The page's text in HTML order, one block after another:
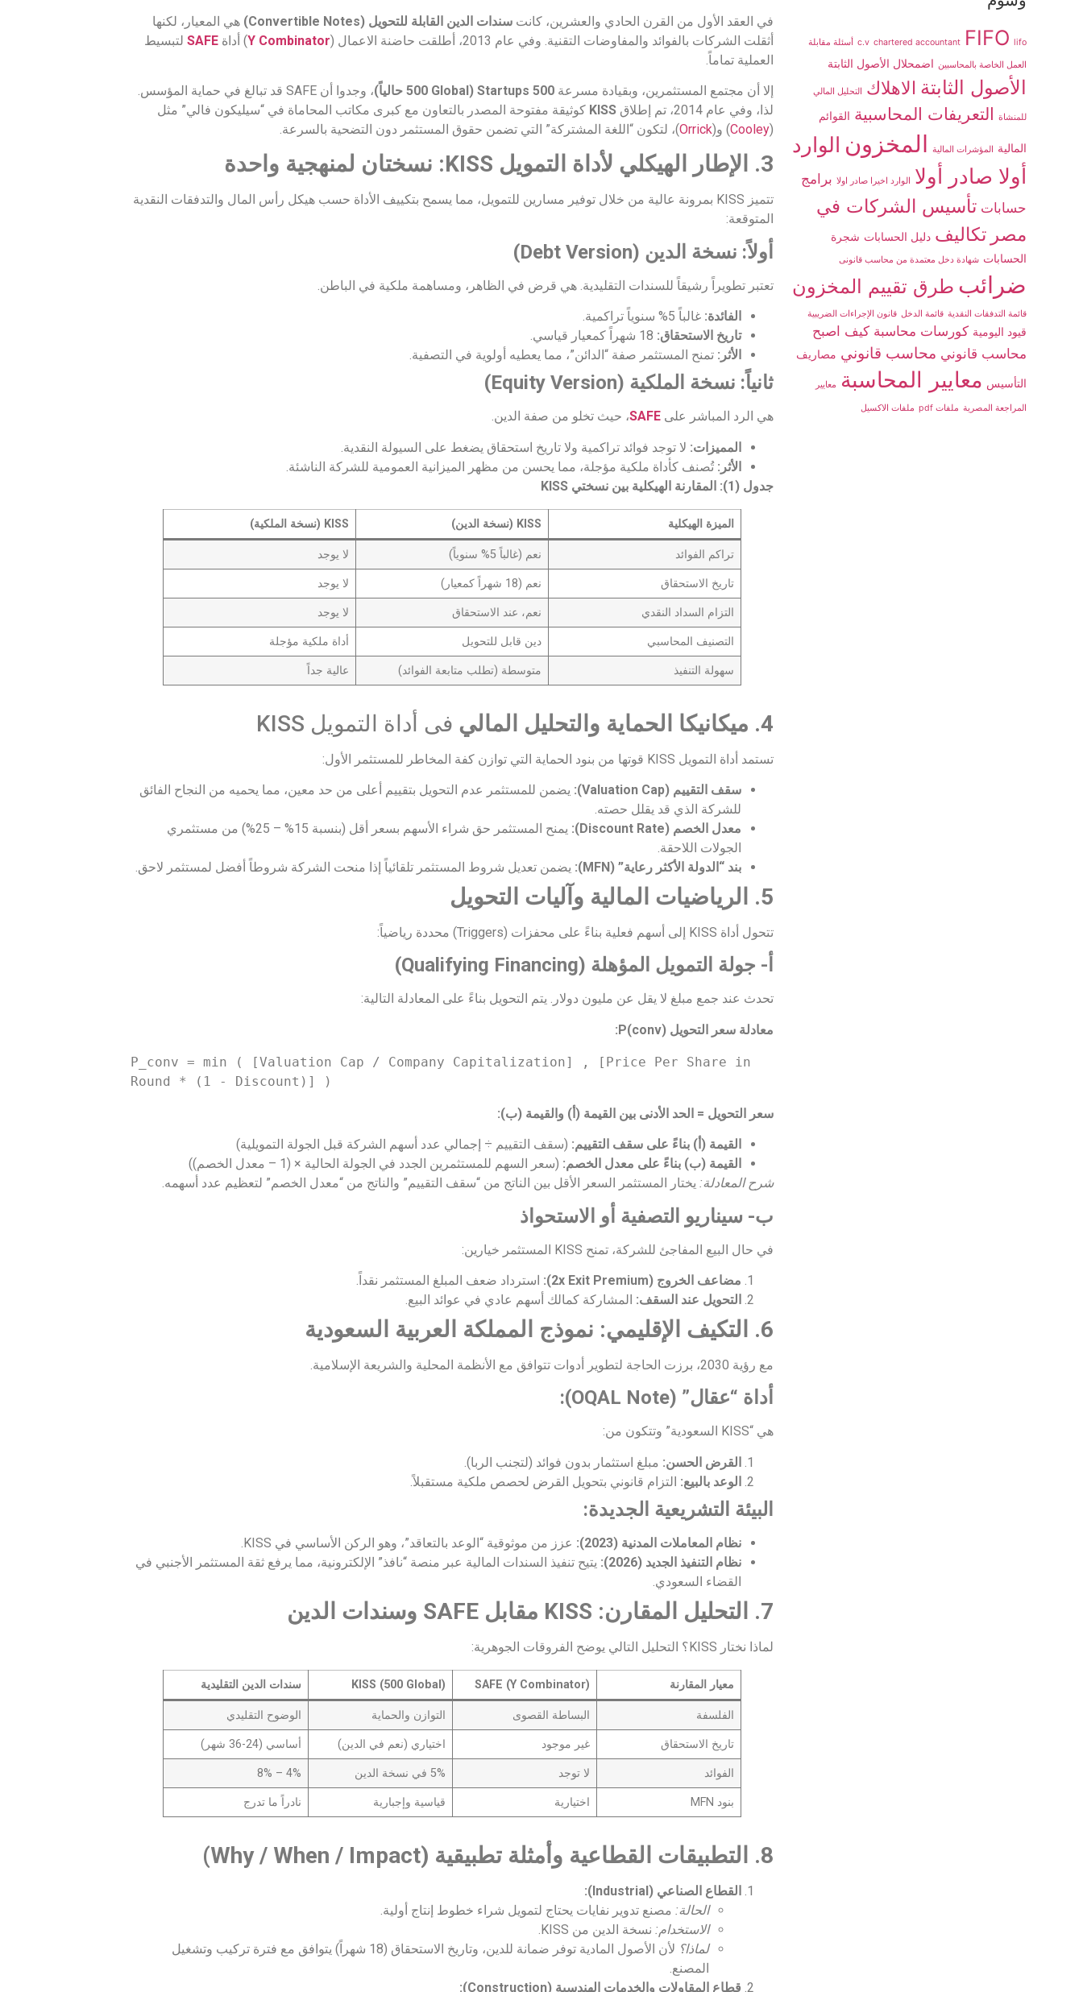
c.v chartered accountant FIFO lifo أسئلة مقابلة
العمل الخاصة بالمحاسبين اضمحلال الأصول الثابتة
الأصول الثابتة الاهلاك التحليل المالي
للمنشاة التعريفات المحاسبية القوائم
المالية المؤشرات المالية المخزون الوارد
أولا صادر أولا الوارد اخيرا صادر اولا برامج
حسابات تأسيس الشركات في
مصر تكاليف دليل الحسابات شجرة
الحسابات شهادة دخل معتمدة من محاسب قانونى
ضرائب طرق تقييم المخزون
قائمة التدفقات النقدية قائمة الدخل قانون الإجراءات الضريبية
قيود اليومية كورسات محاسبة كيف اصبح
محاسب قانوني محاسب قانوني مصاريف
التأسيس معايير المحاسبة معايير
المراجعة المصرية ملفات pdf ملفات الاكسيل
في العقد الأول من القرن الحادي والعشرين، كانتسندات الدين القابلة للتحويل (Convertible Notes)
هي المعيار، لكنها
أثقلت الشركات بالفوائد والمفاوضات التقنية. وفي عام 2013، أطلقت حاضنة الاعمال (
Y Combinator) أداةSAFE لتبسيط
العملية تماماً.
إلا أن مجتمع المستثمرين، وبقيادة مسرعة500 Startups (500 Global حالياً)
، وجدوا أن SAFE قد تبالغ في حماية المؤسس.
لذا، وفي عام 2014، تم إطلاق
KISS كوثيقة مفتوحة المصدر بالتعاون مع كبرى مكاتب المحاماة في “سيليكون فالي” مثل
(
Cooley) و(Orrick)، لتكون “اللغة المشتركة” التي تضمن حقوق المستثمر دون التضحية بالسرعة.
3. الإطار الهيكلي لأداة التمويل KISS: نسختان لمنهجية واحدة
تتميز KISS بمرونة عالية من خلال توفير مسارين للتمويل، مما يسمح بتكييف الأداة حسب هيكل رأس المال والتدفقات النقدية
المتوقعة:
أولاً: نسخة الدين (Debt Version)
تعتبر تطويراً رشيقاً للسندات التقليدية. هي قرض في الظاهر، ومساهمة ملكية في الباطن.
الفائدة: غالباً 5% سنوياً تراكمية.
تاريخ الاستحقاق:
الأثر: تمنح المستثمر صفة “الدائن”، مما يعطيه أولوية في التصفية.
ثانياً: نسخة الملكية (Equity Version)
هي الرد المباشر علىSAFE، حيث تخلو من صفة الدين.
المميزات: لا توجد فوائد تراكمية ولا تاريخ استحقاق يضغط على السيولة النقدية.
الأثر: تُصنف كأداة ملكية مؤجلة، مما يحسن من مظهر الميزانية العمومية للشركة الناشئة.
جدول (1): المقارنة الهيكلية بين نسختي KISS
الميزة الهيكلية KISS (نسخة الدين) KISS (نسخة الملكية)
تراكم الفوائد نعم (غالباً 5% سنوياً) لا يوجد
تاريخ الاستحقاق نعم (18 شهراً كمعيار) لا يوجد
التزام السداد النقدي نعم، عند الاستحقاق لا يوجد
التصنيف المحاسبي دين قابل للتحويل أداة ملكية مؤجلة
سهولة التنفيذ متوسطة (تطلب متابعة الفوائد) عالية جداً
4. ميكانيكا الحماية والتحليل المالي فى أداة التمويل KISS
تستمد أداة التمويل KISS قوتها من بنود الحماية التي توازن كفة المخاطر للمستثمر الأول:
سقف التقييم (Valuation Cap):
يضمن للمستثمر عدم التحويل بتقييم أعلى من حد معين، مما يحميه من النجاح الفائق
للشركة الذي قد يقلل حصته.
معدل الخصم (Discount Rate):
يمنح المستثمر حق شراء الأسهم بسعر أقل (بنسبة 15% – 25%) من مستثمري
الجولات اللاحقة.
بند “الدولة الأكثر رعاية” (MFN):
يضمن تعديل شروط المستثمر تلقائياً إذا منحت الشركة شروطاً أفضل لمستثمر لاحق.
5. الرياضيات المالية وآليات التحويل
تتحول أداة KISS إلى أسهم فعلية بناءً على محفزات (Triggers) محددة رياضياً:
أ- جولة التمويل المؤهلة (Qualifying Financing)
تحدث عند جمع مبلغ لا يقل عن مليون دولار. يتم التحويل بناءً على المعادلة التالية:
معادلة سعر التحويل P(conv):
P_conv = min ( [Valuation Cap / Company Capitalization] , [Price Per Share in
Round * (1 - Discount)] )
سعر التحويل = الحد الأدنى بين القيمة (أ) والقيمة (ب):
القيمة (أ) بناءً على سقف التقييم: (سقف التقييم ÷ إجمالي عدد أسهم الشركة قبل الجولة التمويلية)
القيمة (ب) بناءً على معدل الخصم: (سعر السهم للمستثمرين الجدد في الجولة الحالية × (1 – معدل الخصم))
شرح المعادلة: يختار المستثمر السعر الأقل بين الناتج من “سقف التقييم” والناتج من “معدل الخصم” لتعظيم عدد أسهمه.
ب- سيناريو التصفية أو الاستحواذ
في حال البيع المفاجئ للشركة، تمنح KISS المستثمر خيارين:
مضاعف الخروج (2x Exit Premium):
استرداد ضعف المبلغ المستثمر نقداً.
التحويل عند السقف: المشاركة كمالك أسهم عادي في عوائد البيع.
6. التكيف الإقليمي: نموذج المملكة العربية السعودية
مع رؤية 2030، برزت الحاجة لتطوير أدوات تتوافق مع الأنظمة المحلية والشريعة الإسلامية.
أداة “عقال” (OQAL Note):
هي “KISS السعودية” وتتكون من:
القرض الحسن: مبلغ استثمار بدون فوائد (لتجنب الربا).
الوعد بالبيع: التزام قانوني بتحويل القرض لحصص ملكية مستقبلاً.
البيئة التشريعية الجديدة:
نظام المعاملات المدنية (2023):
عزز من موثوقية “الوعد بالتعاقد”، وهو الركن الأساسي في KISS.
نظام التنفيذ الجديد (2026):
يتيح تنفيذ السندات المالية عبر منصة “نافذ” الإلكترونية، مما يرفع ثقة المستثمر الأجنبي في
القضاء السعودي.
7. التحليل المقارن: KISS مقابل SAFE وسندات الدين
لماذا نختار KISS؟ التحليل التالي يوضح الفروقات الجوهرية:
معيار المقارنة SAFE (Y Combinator)
KISS (500 Global) سندات الدين التقليدية
الفلسفة البساطة القصوى التوازن والحماية الوضوح التقليدي
تاريخ الاستحقاق غير موجود اختياري (نعم في الدين) أساسي (24-36 شهر)
الفوائد لا توجد 5% في نسخة الدين 4% – 8%
بنود MFN اختيارية قياسية وإجبارية نادراً ما تدرج
8. التطبيقات القطاعية وأمثلة تطبيقية (Why / When / Impact)
القطاع الصناعي (Industrial):
الحالة: مصنع تدوير نفايات يحتاج لتمويل شراء خطوط إنتاج أولية.
الاستخدام: نسخة الدين من KISS.
لماذا؟
لأن الأصول المادية توفر ضمانة للدين، وتاريخ الاستحقاق (18 شهراً) يتوافق مع فترة تركيب وتشغيل
المصنع.
قطاع المقاولات والخدمات الهندسية (Construction):